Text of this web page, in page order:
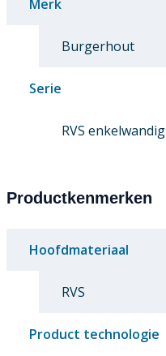
Merk
Burgerhout
Serie
RVS enkelwandig
Productkenmerken
Hoofdmateriaal
RVS
Product technologie